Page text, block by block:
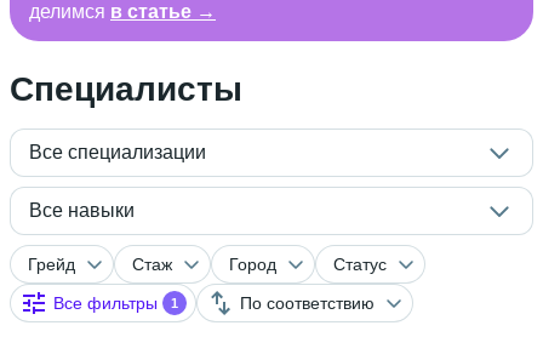
делимся в статье →
Специалисты
Все специализации
Все навыки
Грейд Стаж Город
Статус
Все фильтры
1 По соответствию